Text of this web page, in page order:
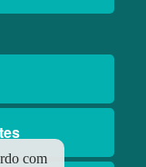
com